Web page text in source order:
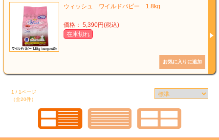
ウィッシュ ワイルドパピー 1.8kg
価格： 5,390円(税込)
在庫切れ
1 / 1ページ
（全20件）